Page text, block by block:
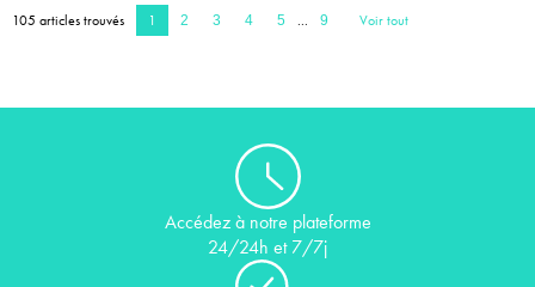
105 articles trouvés 1 2 3 4 5 ... 9 Voir tout
Accédez à notre plateforme
24/24h et 7/7j